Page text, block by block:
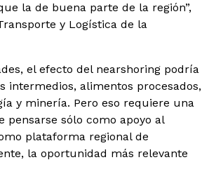
la de buena parte de la región”,
y Logística de la
el efecto del nearshoring podría
intermedios, alimentos procesados,
y minería. Pero eso requiere una
pensarse sólo como apoyo al
plataforma regional de
la oportunidad más relevante